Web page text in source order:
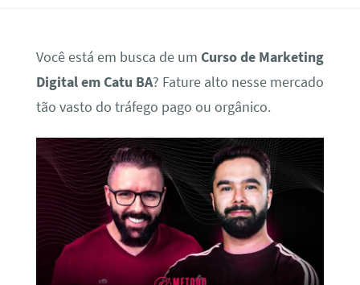
Você está em busca de um Curso de Marketing
Digital em Catu BA? Fature alto nesse mercado
tão vasto do tráfego pago ou orgânico.